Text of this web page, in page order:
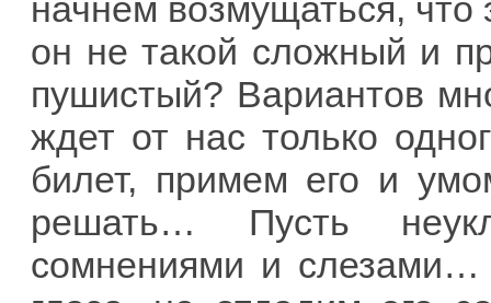
начнем возмущаться,
он не такой сложный и
пушистый? Вариантов
ждет от нас только
билет, примем его и
решать… Пусть
сомнениями и